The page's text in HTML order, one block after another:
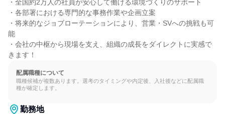
・全国約2万人の社員が安心して働ける環境づくりのサポート
・各部署における専門的な事務作業や企画立案
・将来的なジョブローテーションにより、営業・SVへの挑戦も可
能
・会社の中枢から現場を支え、組織の成長をダイレクトに実感で
きます！
配属職種について
職種候補が複数あります。選考のタイミングや内定後、入社後などに配属職
種が確定します。
勤務地